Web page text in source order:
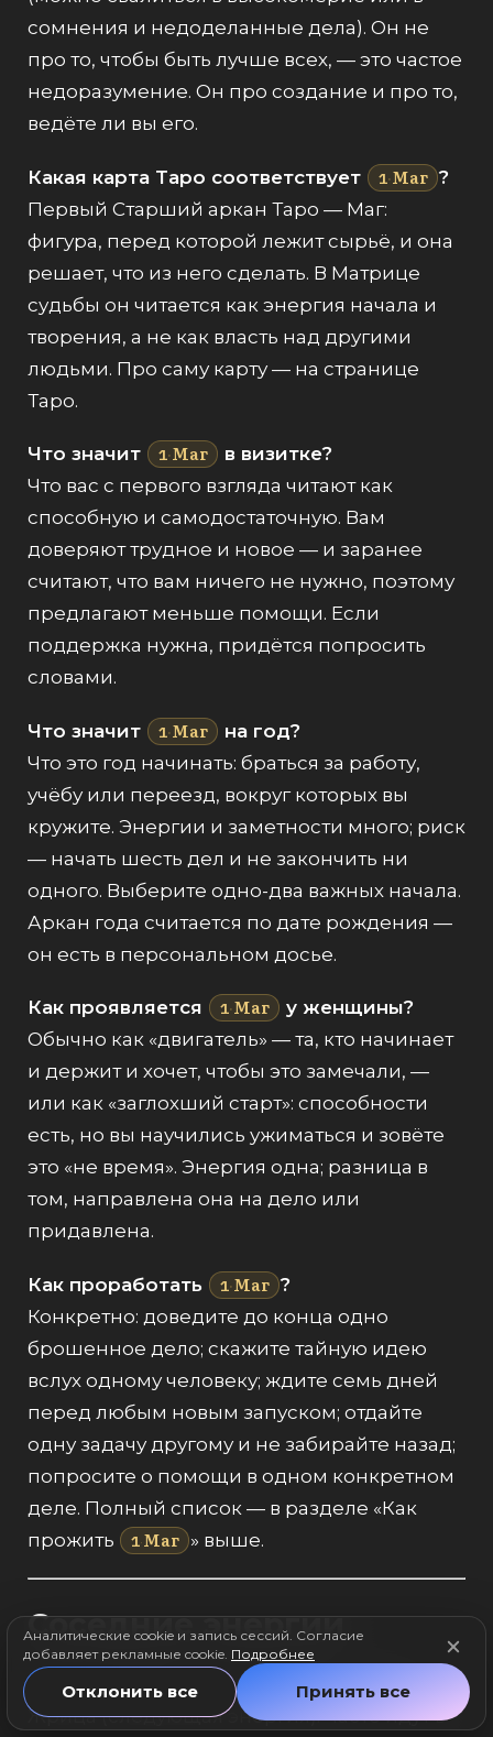
сомнения и недоделанные дела). Он не
про то, чтобы быть лучше всех, — это частое
недоразумение. Он про создание и про то,
ведёте ли вы его.
Какая карта Таро соответствует 1·Маг ?
Первый Старший аркан Таро — Маг:
фигура, перед которой лежит сырьё, и она
решает, что из него сделать. В Матрице
судьбы он читается как энергия начала и
творения, а не как власть над другими
людьми. Про саму карту — на странице
Таро.
Что значит 1·Маг
в визитке?
Что вас с первого взгляда читают как
способную и самодостаточную. Вам
доверяют трудное и новое — и заранее
считают, что вам ничего не нужно, поэтому
предлагают меньше помощи. Если
поддержка нужна, придётся попросить
словами.
Что значит 1·Маг
на год?
Что это год начинать: браться за работу,
учёбу или переезд, вокруг которых вы
кружите. Энергии и заметности много; риск
— начать шесть дел и не закончить ни
одного. Выберите одно-два важных начала.
Аркан года считается по дате рождения —
он есть в персональном досье.
Как проявляется 1·Маг
у женщины?
Обычно как «двигатель» — та, кто начинает
и держит и хочет, чтобы это замечали, —
или как «заглохший старт»: способности
есть, но вы научились ужиматься и зовёте
это «не время». Энергия одна; разница в
том, направлена она на дело или
придавлена.
Как проработать 1·Маг ?
Конкретно: доведите до конца одно
брошенное дело; скажите тайную идею
вслух одному человеку; ждите семь дней
перед любым новым запуском; отдайте
одну задачу другому и не забирайте назад;
попросите о помощи в одном конкретном
деле. Полный список — в разделе «Как
прожить
1·Маг » выше.
Соседние энергии
Рядом с первым: 2 аркан — Верховная
Жрица(следующая энергия). Часто идут в
Аналитические cookie и запись сессий. Согласие
добавляет рекламные cookie. Подробнее
Отклонить все Принять все